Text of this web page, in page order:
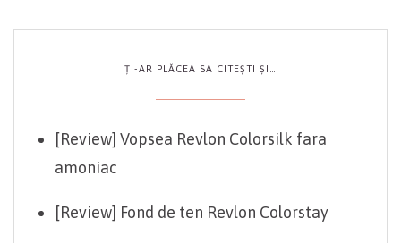
ȚI-AR PLĂCEA SA CITEȘTI ȘI…
[Review] Vopsea Revlon Colorsilk fara
amoniac
[Review] Fond de ten Revlon Colorstay